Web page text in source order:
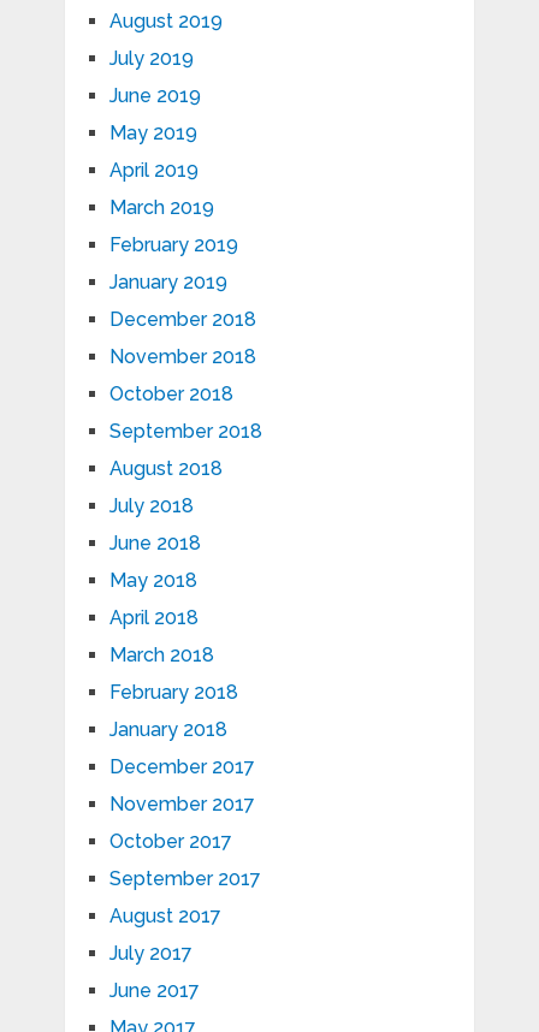
August 2019
July 2019
June 2019
May 2019
April 2019
March 2019
February 2019
January 2019
December 2018
November 2018
October 2018
September 2018
August 2018
July 2018
June 2018
May 2018
April 2018
March 2018
February 2018
January 2018
December 2017
November 2017
October 2017
September 2017
August 2017
July 2017
June 2017